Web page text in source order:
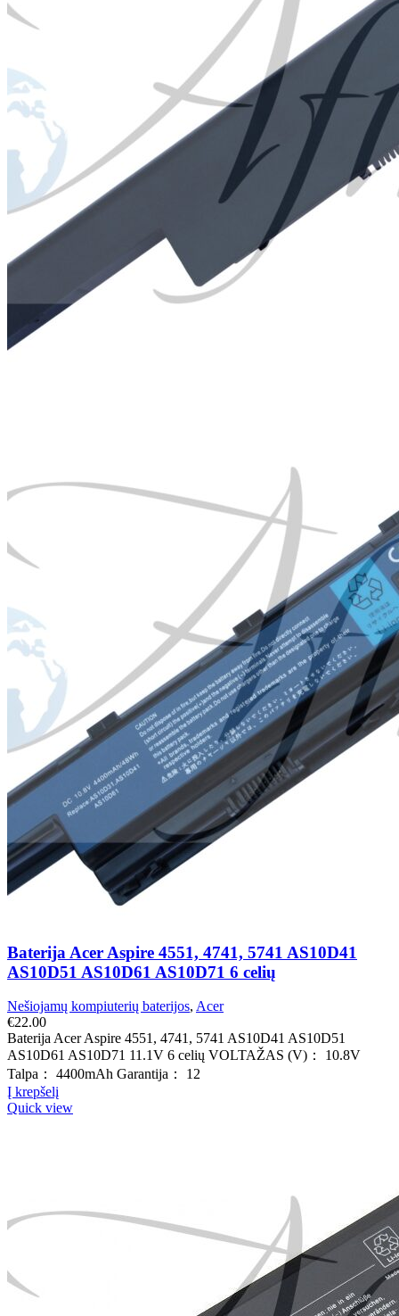
Baterija Acer Aspire 4551, 4741, 5741 AS10D41
AS10D51 AS10D61 AS10D71 6 celių
Nešiojamų kompiuterių baterijos, Acer
€22.00
Baterija Acer Aspire 4551, 4741, 5741 AS10D41 AS10D51
AS10D61 AS10D71 11.1V 6 celių VOLTAŽAS (V)： 10.8V
Talpa： 4400mAh Garantija： 12
Į krepšelį
Quick view